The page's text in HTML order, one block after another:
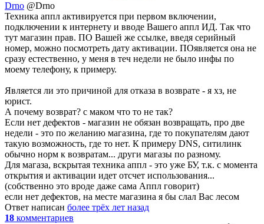
Drno @Drno
Техника аппл активируется при первом включении,
подключении к интернету и вводе Вашего аппл ИД. Так что
тут магазин прав. ПО Вашей же ссылке, введя серийный
номер, можно посмотреть дату активации. ПОявляется она не
сразу естественно, у меня в теч недели не было инфы по
моему телефону, к примеру.
Является ли это причиной для отказа в возврате - я хз, не
юрист.
А почему возврат? с маком что то не так?
Если нет дефектов - магазин не обязан возвращать, про две
недели - это по желанию магазина, где то покупателям дают
такую возможность, где то нет. К примеру DNS, ситилинк
обычно норм к возвратам... други магазы по разному.
Для магаза, вскрытая техника аппл - это уже БУ, т.к. с момента
открытия и активации идет отсчет использования...
(собственно это вроде даже сама Аппл говорит)
если нет дефектов, на месте магазина я бы слал Вас лесом
Ответ написан более трёх лет назад
18 комментариев